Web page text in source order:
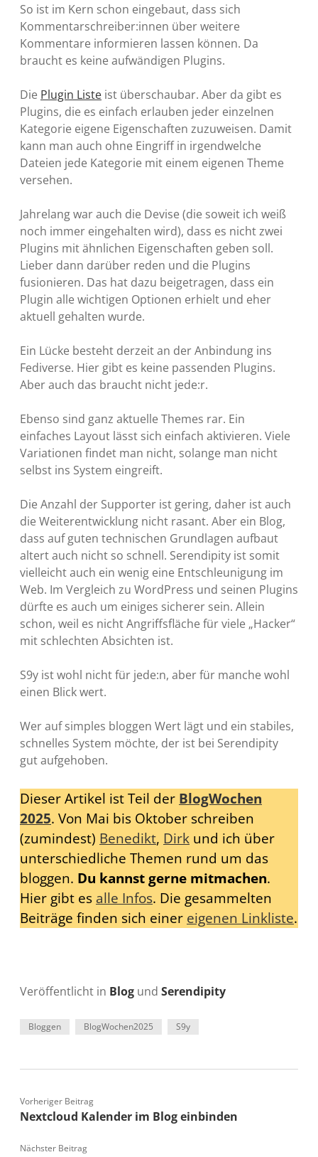
So ist im Kern schon eingebaut, dass sich
Kommentarschreiber:innen über weitere
Kommentare informieren lassen können. Da
braucht es keine aufwändigen Plugins.
Die Plugin Liste ist überschaubar. Aber da gibt es
Plugins, die es einfach erlauben jeder einzelnen
Kategorie eigene Eigenschaften zuzuweisen. Damit
kann man auch ohne Eingriff in irgendwelche
Dateien jede Kategorie mit einem eigenen Theme
versehen.
Jahrelang war auch die Devise (die soweit ich weiß
noch immer eingehalten wird), dass es nicht zwei
Plugins mit ähnlichen Eigenschaften geben soll.
Lieber dann darüber reden und die Plugins
fusionieren. Das hat dazu beigetragen, dass ein
Plugin alle wichtigen Optionen erhielt und eher
aktuell gehalten wurde.
Ein Lücke besteht derzeit an der Anbindung ins
Fediverse. Hier gibt es keine passenden Plugins.
Aber auch das braucht nicht jede:r.
Ebenso sind ganz aktuelle Themes rar. Ein
einfaches Layout lässt sich einfach aktivieren. Viele
Variationen findet man nicht, solange man nicht
selbst ins System eingreift.
Die Anzahl der Supporter ist gering, daher ist auch
die Weiterentwicklung nicht rasant. Aber ein Blog,
dass auf guten technischen Grundlagen aufbaut
altert auch nicht so schnell. Serendipity ist somit
vielleicht auch ein wenig eine Entschleunigung im
Web. Im Vergleich zu WordPress und seinen Plugins
dürfte es auch um einiges sicherer sein. Allein
schon, weil es nicht Angriffsfläche für viele „Hacker“
mit schlechten Absichten ist.
S9y ist wohl nicht für jede:n, aber für manche wohl
einen Blick wert.
Wer auf simples bloggen Wert lägt und ein stabiles,
schnelles System möchte, der ist bei Serendipity
gut aufgehoben.
Dieser Artikel ist Teil der BlogWochen
2025. Von Mai bis Oktober schreiben
(zumindest) Benedikt, Dirk und ich über
unterschiedliche Themen rund um das
bloggen. Du kannst gerne mitmachen.
Hier gibt es alle Infos. Die gesammelten
Beiträge finden sich einer eigenen Linkliste.
Veröffentlicht in Blog und Serendipity
Bloggen BlogWochen2025 S9y
Vorheriger Beitrag
Nextcloud Kalender im Blog einbinden
Nächster Beitrag